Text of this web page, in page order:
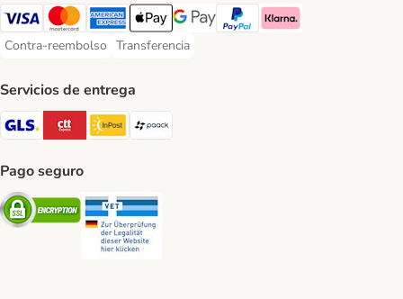
Visa Payment Method
Mastercard Payment Method
American Express Payment Method
Apple Pay Payment Method
Google Pay Payment Method
PayPal Payment Method
Klarna Payment Method
Contra-reembolso
Contra-reembolso Payment Method
Transferencia
Transferencia Payment Method
Servicios de entrega
GLS Shipping Method
CTTExpress Shipping Method
InPost Shipping Method
paack Shipping Method
Pago seguro
Security